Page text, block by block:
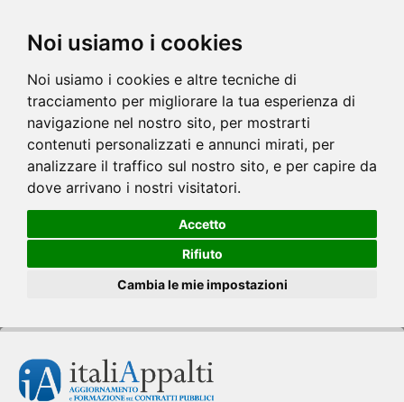
Noi usiamo i cookies
Noi usiamo i cookies e altre tecniche di
tracciamento per migliorare la tua esperienza di
navigazione nel nostro sito, per mostrarti
contenuti personalizzati e annunci mirati, per
analizzare il traffico sul nostro sito, e per capire da
dove arrivano i nostri visitatori.
Accetto
Rifiuto
Cambia le mie impostazioni